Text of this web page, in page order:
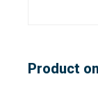
Product